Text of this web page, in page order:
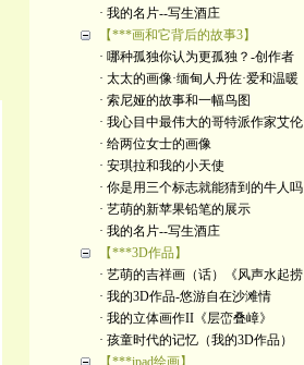
· 我的名片--写生酒庄
【***画和它背后的故事3】
· 哪种孤独你认为更孤独？-创作者
· 太太的画像·缅甸人丹佐·爱和温暖
· 索尼娅的故事和一幅鸟图
· 我心目中最伟大的哥特派作家艾伦
· 给两位女士的画像
· 安琪拉和我的小天使
· 你是用三个标志就能猜到的牛人吗
· 艺萌的新苹果铅笔的展示
· 我的名片--写生酒庄
【***3D作品】
· 艺萌的吉祥画（话）《风声水起捞
· 我的3D作品-悠游自在沙滩情
· 我的立体画作II《层峦叠嶂》
· 孩童时代的记忆（我的3D作品）
【***ipad绘画】